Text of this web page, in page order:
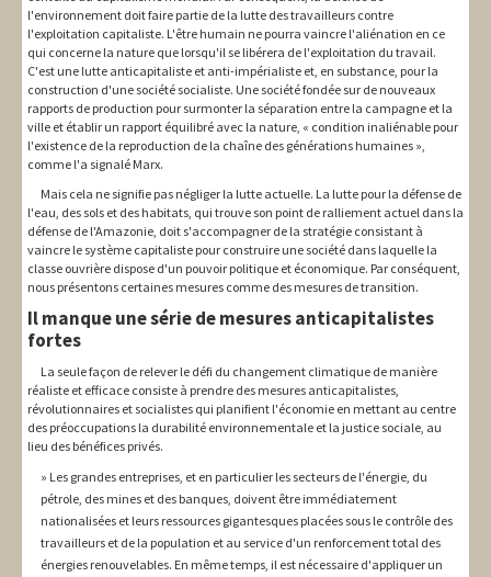
l'environnement doit faire partie de la lutte des travailleurs contre
l'exploitation capitaliste. L'être humain ne pourra vaincre l'aliénation en ce
qui concerne la nature que lorsqu'il se libérera de l'exploitation du travail.
C'est une lutte anticapitaliste et anti-impérialiste et, en substance, pour la
construction d'une société socialiste. Une société fondée sur de nouveaux
rapports de production pour surmonter la séparation entre la campagne et la
ville et établir un rapport équilibré avec la nature, « condition inaliénable pour
l'existence de la reproduction de la chaîne des générations humaines »,
comme l'a signalé Marx.
Mais cela ne signifie pas négliger la lutte actuelle. La lutte pour la défense de
l'eau, des sols et des habitats, qui trouve son point de ralliement actuel dans la
défense de l'Amazonie, doit s'accompagner de la stratégie consistant à
vaincre le système capitaliste pour construire une société dans laquelle la
classe ouvrière dispose d'un pouvoir politique et économique. Par conséquent,
nous présentons certaines mesures comme des mesures de transition.
Il manque une série de mesures anticapitalistes
fortes
La seule façon de relever le défi du changement climatique de manière
réaliste et efficace consiste à prendre des mesures anticapitalistes,
révolutionnaires et socialistes qui planifient l'économie en mettant au centre
des préoccupations la durabilité environnementale et la justice sociale, au
lieu des bénéfices privés.
Les grandes entreprises, et en particulier les secteurs de l'énergie, du
pétrole, des mines et des banques, doivent être immédiatement
nationalisées et leurs ressources gigantesques placées sous le contrôle des
travailleurs et de la population et au service d'un renforcement total des
énergies renouvelables. En même temps, il est nécessaire d'appliquer un